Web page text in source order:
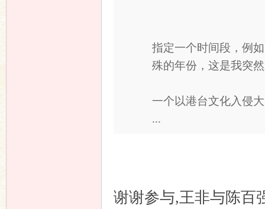
指定一个时间段，例
殊的年份，这是我突
一个以港台文化入侵
...
谢谢参与,王非与陈百